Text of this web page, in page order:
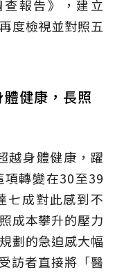
報告》，建立
度檢視並對照五
健康，長照
越身體健康，躍
轉變在30至39
七成對此感到不
成本攀升的壓力
劃的急迫感大幅
訪者直接將「醫